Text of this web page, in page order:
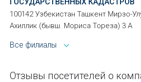
100142 Узбекистан Ташкент Мирзо-
Ахиллик (бывш. Мориса Тореза) 3 А
Все филиалы
Отзывы посетителей о